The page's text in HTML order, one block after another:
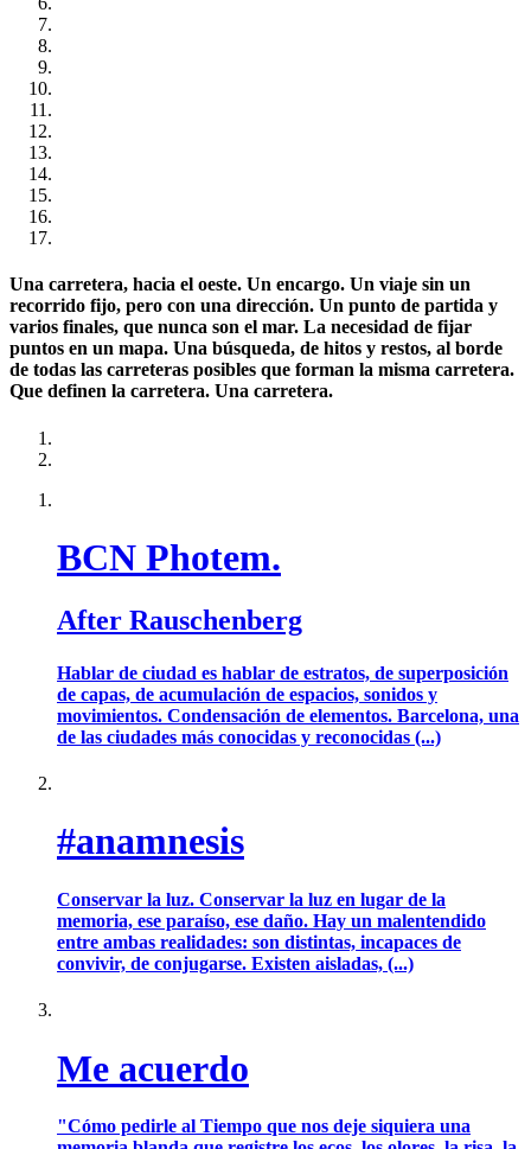
Una carretera, hacia el oeste. Un encargo. Un viaje sin un
recorrido fijo, pero con una dirección. Un punto de partida y
varios finales, que nunca son el mar. La necesidad de fijar
puntos en un mapa. Una búsqueda, de hitos y restos, al borde
de todas las carreteras posibles que forman la misma carretera.
Que definen la carretera. Una carretera.
BCN Photem.
After Rauschenberg
Hablar de ciudad es hablar de estratos, de superposición
de capas, de acumulación de espacios, sonidos y
movimientos. Condensación de elementos. Barcelona, una
de las ciudades más conocidas y reconocidas (...)
#anamnesis
Conservar la luz. Conservar la luz en lugar de la
memoria, ese paraíso, ese daño. Hay un malentendido
entre ambas realidades: son distintas, incapaces de
convivir, de conjugarse. Existen aisladas, (...)
Me acuerdo
"Cómo pedirle al Tiempo que nos deje siquiera una